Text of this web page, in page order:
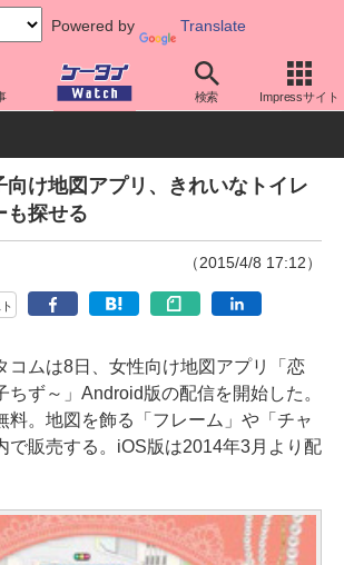
Powered by Translate
検索 Impressサイト
iPhone (iOS) アプリ・サービス
向け地図アプリ、きれいなトイレ
も探せる
（2015/4/8 17:12）
ムは8日、女性向け地図アプリ「恋
ちず～」Android版の配信を開始した。
料。地図を飾る「フレーム」や「チャ
で販売する。iOS版は2014年3月より配